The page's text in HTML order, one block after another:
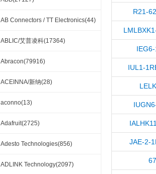
AB Connectors / TT Electronics(44)
ABLIC/艾普凌科(17364)
Abracon(79916)
ACEINNA/新纳(28)
aconno(13)
Adafruit(2725)
Adesto Technologies(856)
ADLINK Technology(2097)
R21-
IUL1-
JAE-2-